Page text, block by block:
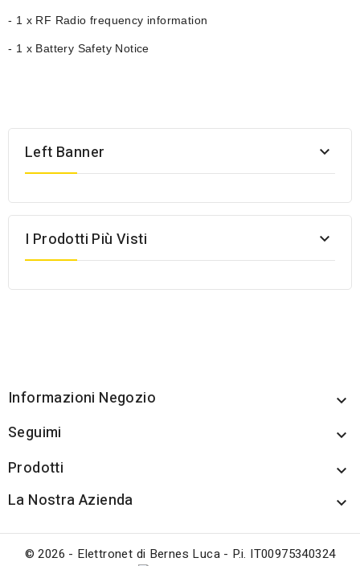
- 1 x RF Radio frequency information
- 1 x Battery Safety Notice
Left Banner 
I Prodotti Più Visti 
Informazioni Negozio 
Seguimi 
Prodotti 
La Nostra Azienda 
© 2026 - Elettronet di Bernes Luca - P.i. IT00975340324